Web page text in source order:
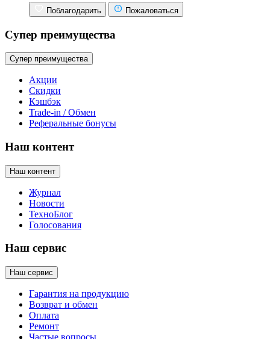
Поблагодарить Пожаловаться
Супер преимущества
Супер преимущества
Акции
Скидки
Кэшбэк
Trade-in / Обмен
Реферальные бонусы
Наш контент
Наш контент
Журнал
Новости
ТехноБлог
Голосования
Наш сервис
Наш сервис
Гарантия на продукцию
Возврат и обмен
Оплата
Ремонт